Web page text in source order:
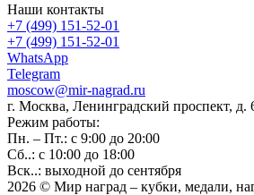
Наши контакты
+7 (499) 151-52-01
+7 (499) 151-52-01
WhatsApp
Telegram
moscow@mir-nagrad.ru
г. Москва, Ленинградский проспект, д.
Режим работы:
Пн. – Пт.: с 9:00 до 20:00
Сб..: с 10:00 до 18:00
Вск..: выходной до сентября
2026 © Мир наград – кубки, медали,